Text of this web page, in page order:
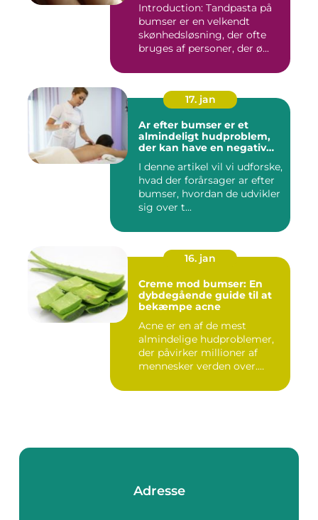
Introduction: Tandpasta på
bumser er en velkendt
skønhedsløsning, der ofte
bruges af personer, der ø...
17. jan
Ar efter bumser er et
almindeligt hudproblem,
der kan have en negativ
selvtillid og trivsel
I denne artikel vil vi udforske,
hvad der forårsager ar efter
bumser, hvordan de udvikler
sig over t...
16. jan
Creme mod bumser: En
dybdegående guide til at
bekæmpe acne
Acne er en af de mest
almindelige hudproblemer,
der påvirker millioner af
mennesker verden over.
Adresse